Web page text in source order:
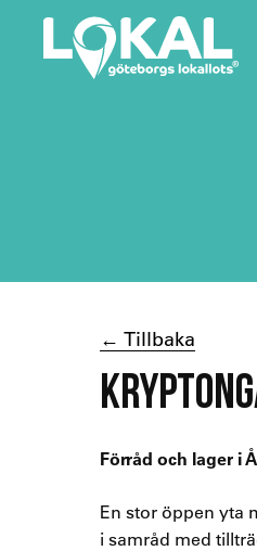
← Tillbaka
Förråd och lager i
En stor öppen yta
i samråd med